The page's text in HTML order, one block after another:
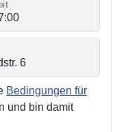
Bedingungen für
und bin damit